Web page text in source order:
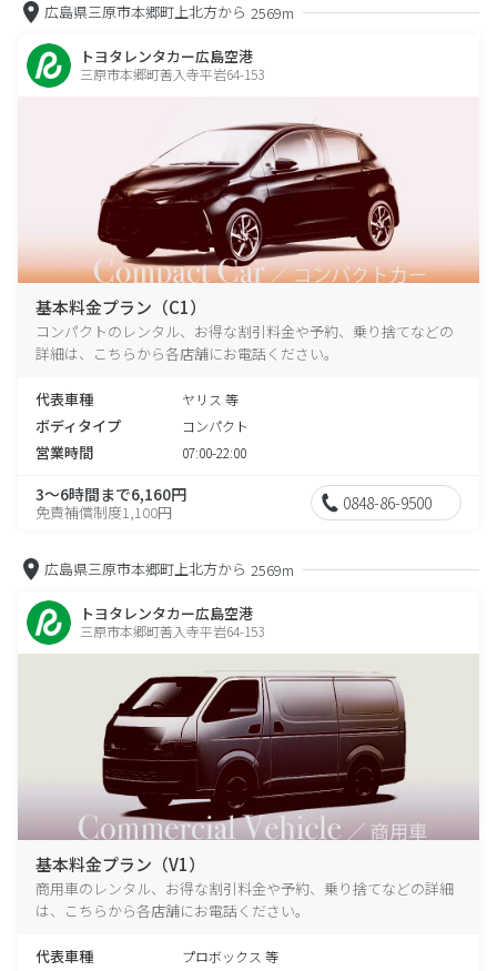
広島県三原市本郷町上北方から 2569m
トヨタレンタカー広島空港
三原市本郷町善入寺平岩64-153
基本料金プラン（C1）
コンパクトのレンタル、お得な割引料金や予約、乗り捨てなどの
詳細は、こちらから各店舗にお電話ください。
代表車種 ヤリス 等
ボディタイプ コンパクト
営業時間 07:00-22:00
3～6時間まで6,160円
免責補償制度1,100円 0848-86-9500
広島県三原市本郷町上北方から 2569m
トヨタレンタカー広島空港
三原市本郷町善入寺平岩64-153
基本料金プラン（V1）
商用車のレンタル、お得な割引料金や予約、乗り捨てなどの詳細
は、こちらから各店舗にお電話ください。
代表車種 プロボックス 等